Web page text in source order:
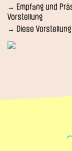
→ Empfang und
Vorstellung
→ Diese Vorstellung